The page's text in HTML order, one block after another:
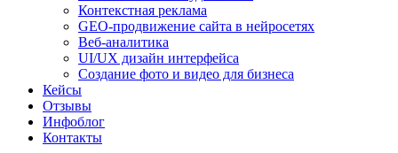
Контекстная реклама
GEO-продвижение сайта в нейросетях
Веб-аналитика
UI/UX дизайн интерфейса
Создание фото и видео для бизнеса
Кейсы
Отзывы
Инфоблог
Контакты